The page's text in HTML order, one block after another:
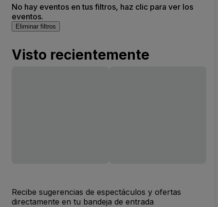
No hay eventos en tus filtros, haz clic para ver los
eventos.
Eliminar filtros
Visto recientemente
Recibe sugerencias de espectáculos y ofertas
directamente en tu bandeja de entrada